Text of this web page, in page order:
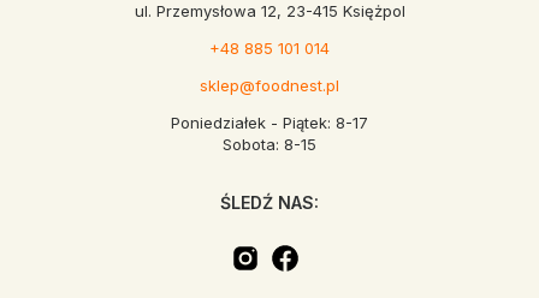
ul. Przemysłowa 12, 23-415 Księżpol
+48 885 101 014
sklep@foodnest.pl
Poniedziałek - Piątek: 8-17
Sobota: 8-15
ŚLEDŹ NAS: